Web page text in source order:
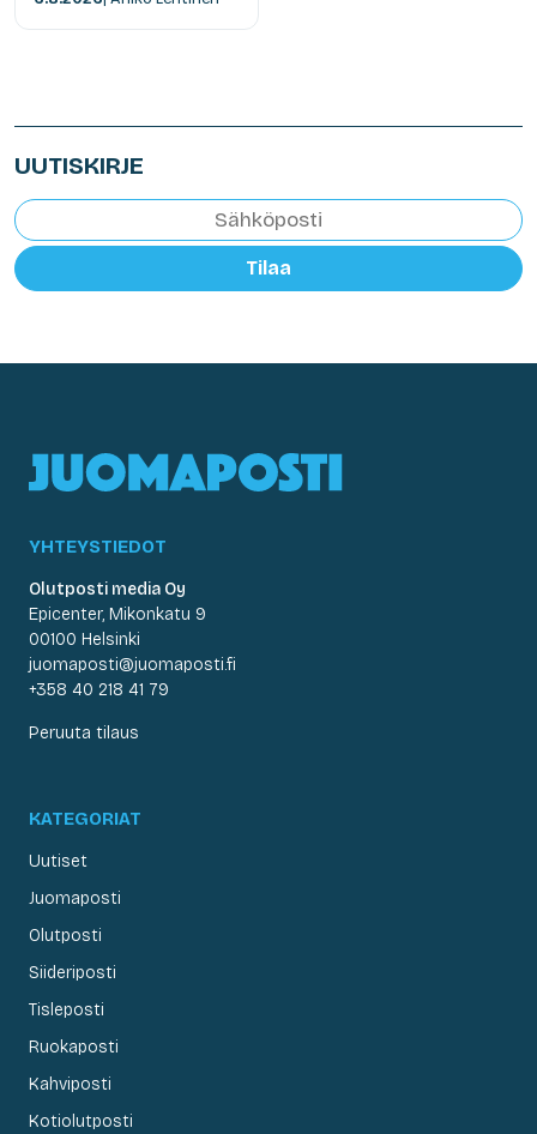
UUTISKIRJE
Tilaa
YHTEYSTIEDOT
Olutposti media Oy
Epicenter, Mikonkatu 9
00100 Helsinki
juomaposti@juomaposti.fi
+358 40 218 41 79
Peruuta tilaus
KATEGORIAT
Uutiset
Juomaposti
Olutposti
Siideriposti
Tisleposti
Ruokaposti
Kahviposti
Kotiolutposti